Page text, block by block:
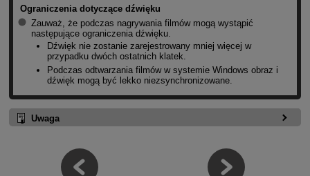
Ograniczenia dotyczące dźwięku
Zauważ, że podczas nagrywania filmów mogą wystąpić
następujące ograniczenia dźwięku.
Dźwięk nie zostanie zarejestrowany mniej więcej w
przypadku dwóch ostatnich klatek.
Podczas odtwarzania filmów w systemie Windows obraz i
dźwięk mogą być lekko niezsynchronizowane.
Uwaga